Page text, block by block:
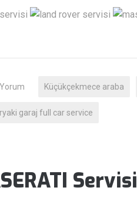
Küçükçekmece araba
garaj full car service
Servisi